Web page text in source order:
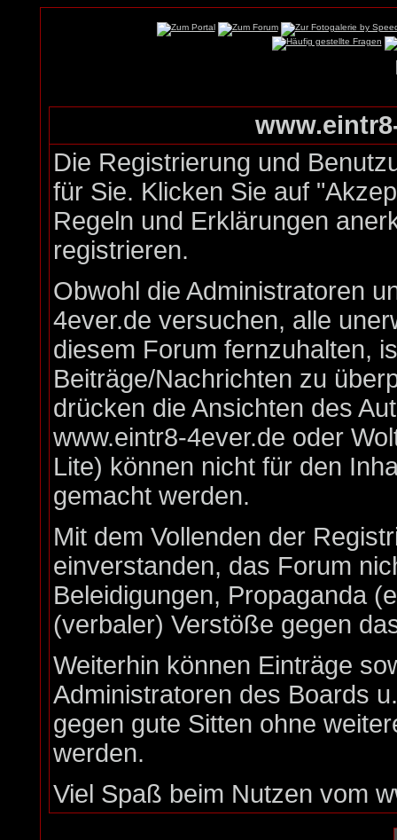
Die Registrierung und
für Sie. Klicken Sie auf
Regeln und Erklärungen
registrieren.
Obwohl die Administratoren
4ever.de versuchen, alle
diesem Forum fernzuhalten,
Beiträge/Nachrichten zu
drücken die Ansichten des
www.eintr8-4ever.de oder
Lite) können nicht für den
gemacht werden.
Mit dem Vollenden der
einverstanden, das Forum
Beleidigungen, Propaganda
(verbaler) Verstöße gegen
Weiterhin können Einträge
Administratoren des Boards
gegen gute Sitten ohne
werden.
Viel Spaß beim Nutzen vom